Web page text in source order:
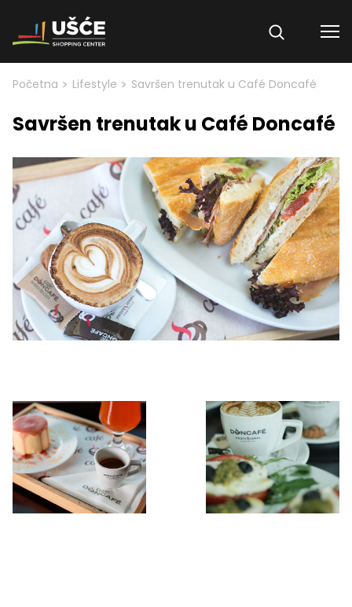
Skip to content
Početna > Lifestyle > Savršen trenutak u Café Doncafé
Savršen trenutak u Café Doncafé